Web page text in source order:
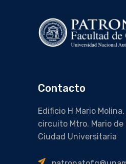
Contacto
Edificio H Mario
circuito Mtro. Mario de
Ciudad Universitaria